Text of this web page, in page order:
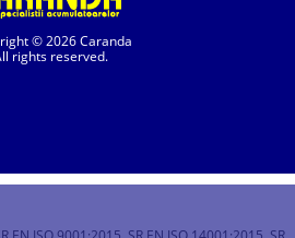
© 2026 Caranda
rights reserved.